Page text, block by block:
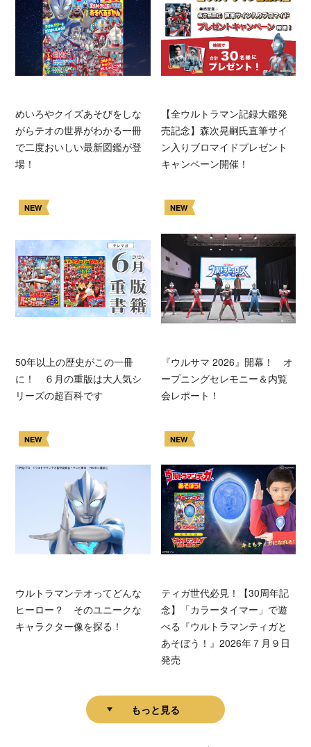
めいろやクイズあそびをしな
がらテオの世界がわかる一冊
で二度おいしい最新図鑑が登
場！
【全ウルトラマン記録大鑑発
売記念】森次晃嗣氏直筆サイ
ン入りブロマイドプレゼント
キャンペーン開催！
NEW
50年以上の歴史がこの一冊
に！ ６月の重版は大人気シ
リーズの超百科です
NEW
『ウルサマ 2026』開幕！ オ
ープニングセレモニー＆内覧
会レポート！
NEW
ウルトラマンテオってどんな
ヒーロー？ そのユニークな
キャラクター像を探る！
NEW
ティガ世代必見！【30周年記
念】「カラータイマー」で遊
べる『ウルトラマンティガと
あそぼう！』2026年７月９日
発売
もっと見る